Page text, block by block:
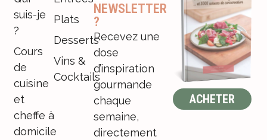
suis-je
?
Cours
de
cuisine
et
cheffe à
domicile
Plats
Desserts
Vins &
Cocktails
NEWSLETTER
?
Recevez une
dose
d’inspiration
gourmande
chaque
semaine,
directement
ACHETER